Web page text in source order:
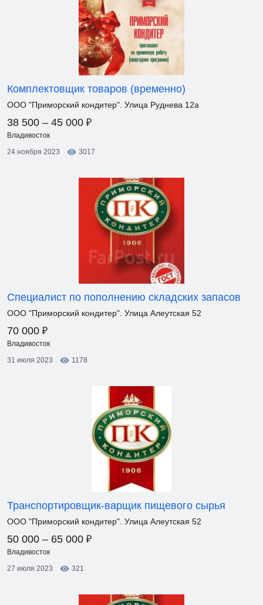
Комплектовщик товаров (временно)
ООО "Приморский кондитер". Улица Руднева 12а
38 500 – 45 000 ₽
Владивосток
24 ноября 2023
3017
Специалист по пополнению складских запасов
ООО "Приморский кондитер". Улица Алеутская 52
70 000 ₽
Владивосток
31 июля 2023
1178
Транспортировщик-варщик пищевого сырья
ООО "Приморский кондитер". Улица Алеутская 52
50 000 – 65 000 ₽
Владивосток
27 июля 2023
321